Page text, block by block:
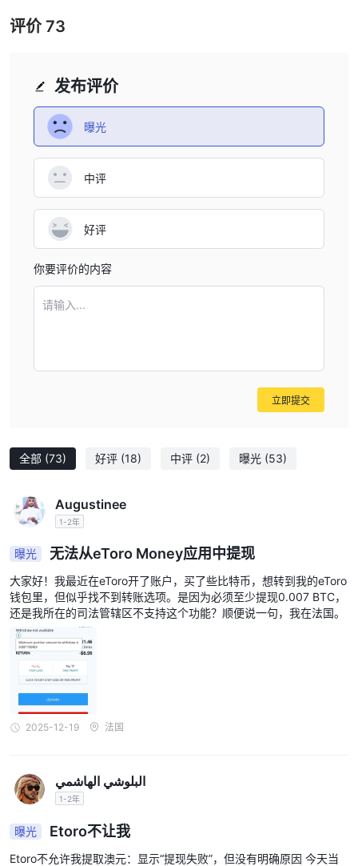
全部 (73) 好评 (18) 中评 (2) 曝光 (53)
Augustinee
1-2年
曝光 无法从eToro Money应用中提现
大家好！我最近在eToro开了账户，买了些比特币，想转到我的eToro
钱包里，但似乎找不到转账选项。是因为必须至少提现0.007 BTC，
还是我所在的司法管辖区不支持这个功能？顺便说一句，我在法国。
2025-12-19 法国
البلوشي الهاشمي
1-2年
曝光 Etoro不让我
Etoro不允许我提取澳元：显示“提现失败”，但没有明确原因 今天当
发布评价
曝光
中评
好评
你要评价的内容
请输入...
立即提交
评价73